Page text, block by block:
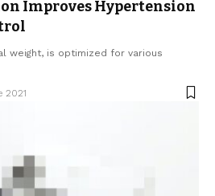
Improves Hypertension
weight, is optimized for various
2021